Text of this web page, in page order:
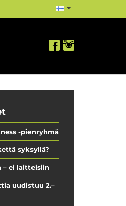
-pienryhmä
syksyllä?
– ei laitteisiin
uudistuu 2.–